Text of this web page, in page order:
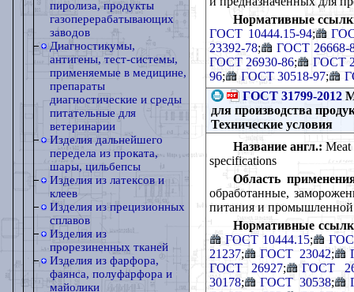
пиролиза, продукты
газоперерабатывающих
заводов
Диагностикумы,
антигены, тест-системы,
применяемые в медицине,
препараты
диагностические и среды
питательные для
ветеринарии
Изделия дальнейшего
передела из проката,
шары, цильбепсы
Изделия из латексов и
клеев
Изделия из прецизионных
сплавов
Изделия из
прорезиненных тканей
Изделия из фарфора,
фаянса, полуфарфора и
майолики
Нормативные
ГОСТ 10444.15-94;
23392-78;
ГОСТ 26668-
ГОСТ 26930-86;
ГОСТ
96; ГОСТ 30518-97;
ГОСТ 31799-2012
для производства
Технические условия
Название англ.: Meat
specifications
Область
обработанные,
питания и промышленной
Нормативные
ГОСТ 10444.15;
21237; ГОСТ 23042;
ГОСТ 26927;
ГОСТ
30178; ГОСТ 30538;